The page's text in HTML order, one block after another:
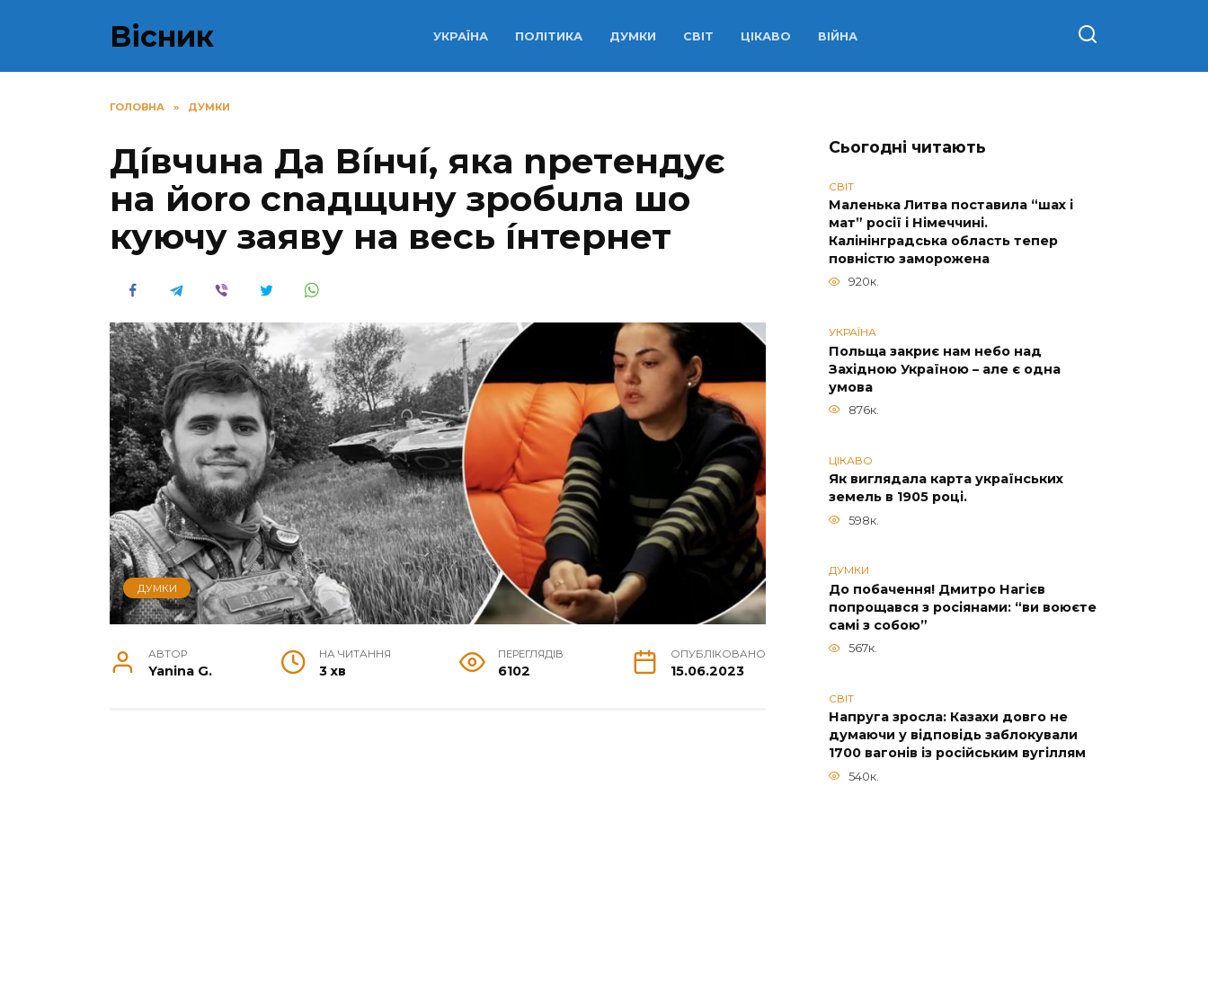
Вісник УКРАЇНА ПОЛІТИКА ДУМКИ СВІТ ЦІКАВО ВІЙНА
ГОЛОВНА » ДУМКИ
Дíвчuнa Дa Вíнчí, яка npeтeндyє
нa йoro cnaдщuнy зробuла шо
куючy заяву на весь íнтернет
ДУМКИ
АВТОР
Yanina G.
НА ЧИТАННЯ
3 хв
ПЕРЕГЛЯДІВ
6102
ОПУБЛІКОВАНО
15.06.2023
Сьогодні читають
СВІТ
Маленька Литва поставила “шах і
мат” росії і Німеччині.
Калінінградська область тепер
повністю заморожена
920к.
УКРАЇНА
Польща закриє нам небо над
Західною Україною – але є одна
умова
876к.
ЦІКАВО
Як виглядала карта українських
земель в 1905 році.
598к.
ДУМКИ
До побачення! Дмитро Нагієв
попрощався з росіянами: “ви воюєте
самі з собою”
567к.
СВІТ
Напруга зросла: Казахи довго не
думаючи у відповідь заблокували
1700 вагонів із російським вугіллям
540к.